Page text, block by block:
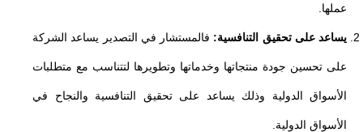
عملها.
يساعد على تحقيق التنافسية: فالمستشار في التصدير يساعد الشركة
على تحسين جودة منتجاتها وخدماتها وتطويرها لتتناسب مع متطلبات
الأسواق الدولية وذلك يساعد على تحقيق التنافسية والنجاح في
الأسواق الدولية.